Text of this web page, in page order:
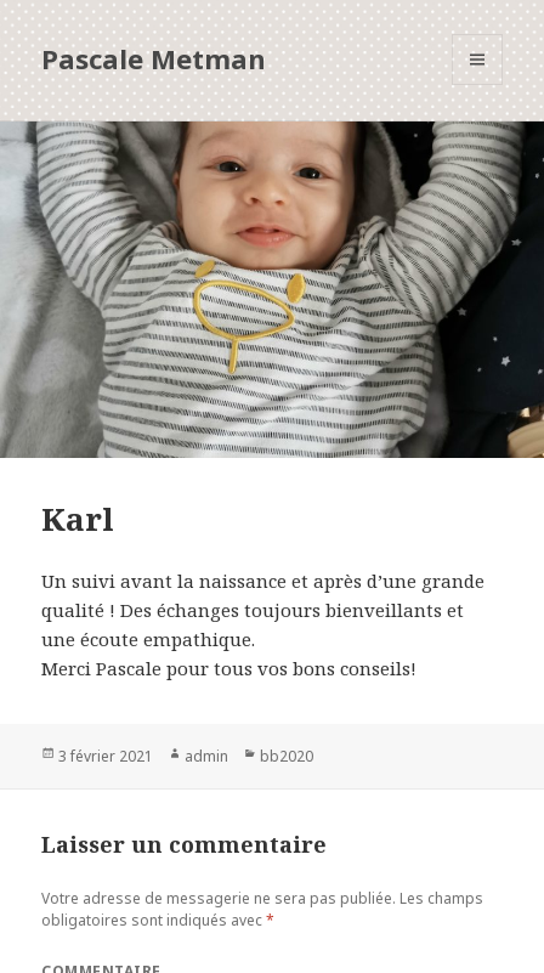
Pascale Metman
MENU
ET
WIDGETS
Karl
Un suivi avant la naissance et après d’une grande
qualité ! Des échanges toujours bienveillants et
une écoute empathique.
Merci Pascale pour tous vos bons conseils!
Publié
3 février 2021 Auteur
admin Catégories
bb2020
Laisser un commentaire
Votre adresse de messagerie ne sera pas publiée. Les champs
obligatoires sont indiqués avec*